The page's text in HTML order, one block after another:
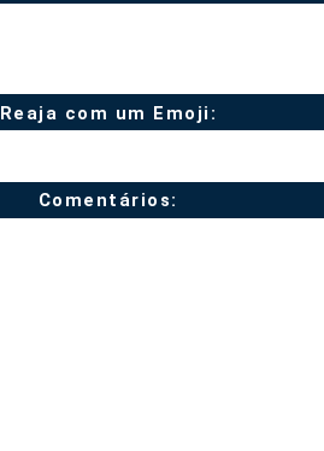
Reaja com um Emoji:
Comentários: